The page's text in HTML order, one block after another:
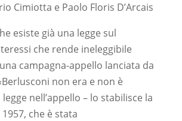
Cimiotta e Paolo Floris D’Arcais
esiste già una legge sul
che rende ineleggibile
campagna-appello lanciata da
non era e non è
nell’appello – lo stabilisce la
che è stata